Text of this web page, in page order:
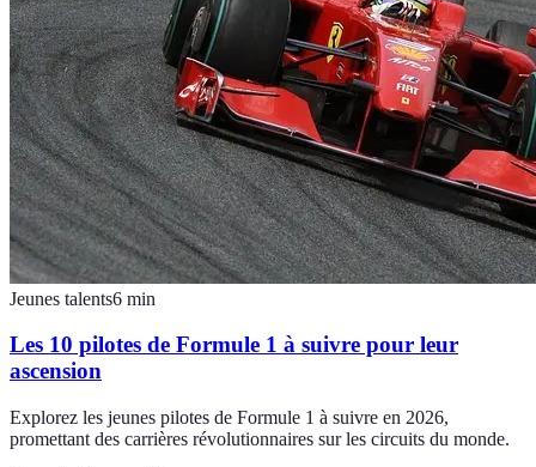
Jeunes talents6 min
Les 10 pilotes de Formule 1 à suivre pour leur
ascension
Explorez les jeunes pilotes de Formule 1 à suivre en 2026,
promettant des carrières révolutionnaires sur les circuits du monde.